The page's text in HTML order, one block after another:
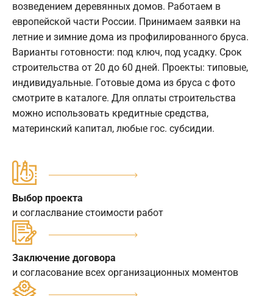
возведением деревянных домов. Работаем в
европейской части России. Принимаем заявки на
летние и зимние дома из профилированного бруса.
Варианты готовности: под ключ, под усадку. Срок
строительства от 20 до 60 дней. Проекты: типовые,
индивидуальные. Готовые дома из бруса с фото
смотрите в каталоге. Для оплаты строительства
можно использовать кредитные средства,
материнский капитал, любые гос. субсидии.
Выбор проекта
и согласлвание стоимости работ
Заключение договора
и согласование всех организационных моментов